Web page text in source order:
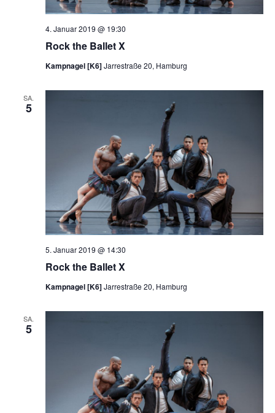
Rock the Ballet X
4. Januar 2019 @ 19:30
Kampnagel [K6]Jarrestraße 20, Hamburg
SA.
5
Rock the Ballet X
5. Januar 2019 @ 14:30
Kampnagel [K6]Jarrestraße 20, Hamburg
SA.
5